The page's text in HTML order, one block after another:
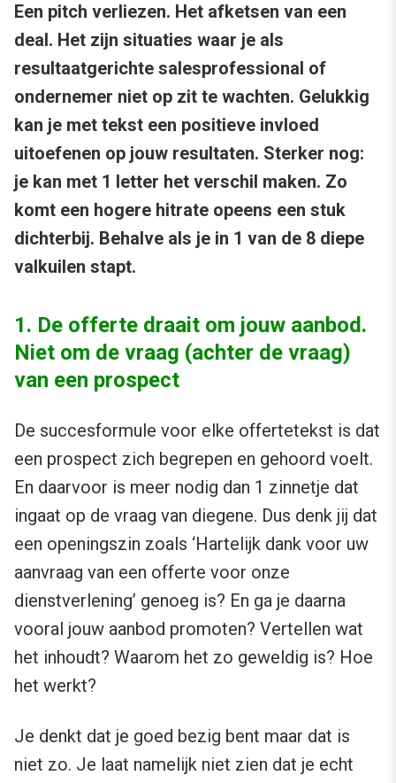
Een pitch verliezen. Het afketsen van een
deal. Het zijn situaties waar je als
resultaatgerichte salesprofessional of
ondernemer niet op zit te wachten. Gelukkig
kan je met tekst een positieve invloed
uitoefenen op jouw resultaten. Sterker nog:
je kan met 1 letter het verschil maken. Zo
komt een hogere hitrate opeens een stuk
dichterbij. Behalve als je in 1 van de 8 diepe
valkuilen stapt.
1. De offerte draait om jouw aanbod.
Niet om de vraag (achter de vraag)
van een prospect
De succesformule voor elke offertetekst is dat
een prospect zich begrepen en gehoord voelt.
En daarvoor is meer nodig dan 1 zinnetje dat
ingaat op de vraag van diegene. Dus denk jij dat
een openingszin zoals ‘Hartelijk dank voor uw
aanvraag van een offerte voor onze
dienstverlening’ genoeg is? En ga je daarna
vooral jouw aanbod promoten? Vertellen wat
het inhoudt? Waarom het zo geweldig is? Hoe
het werkt?
Je denkt dat je goed bezig bent maar dat is
niet zo. Je laat namelijk niet zien dat je echt